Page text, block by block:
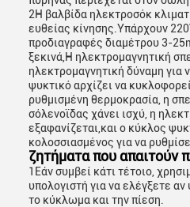
2Η βαλβίδα ηλεκτροσόκ
ευθείας κίνησης.Υπάρχουν
προδιαγραφές διαμέτρου 3-
ξεκινά,Η ηλεκτρομαγνητική
ηλεκτρομαγνητική δύναμη για
ψυκτικό αρχίζει να
ρυθμισμένη θερμοκρασία, η
σόλενοϊδας χάνει ισχύ, η
εξαφανίζεται,και ο κύκλος
κολοσσιασμένος για να
ζητήματα που απαιτούν
1Εάν συμβεί κάτι τέτοιο,
υπολογιστή για να ελέγξετε
το κύκλωμα και την πίεση.